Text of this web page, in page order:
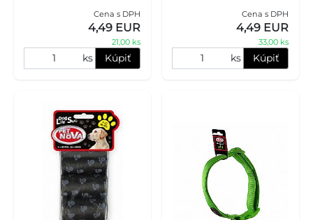
Cena s DPH
4,49 EUR
21,00 ks
ks Kúpiť
Cena s DPH
4,49 EUR
33,00 ks
ks Kúpiť